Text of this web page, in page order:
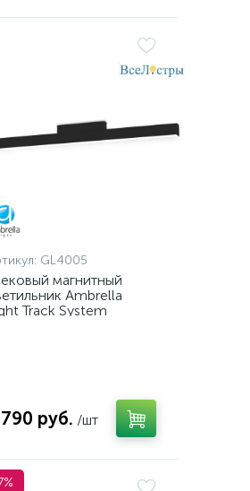
GL4005
магнитный
Ambrella
Track System
руб. /шт